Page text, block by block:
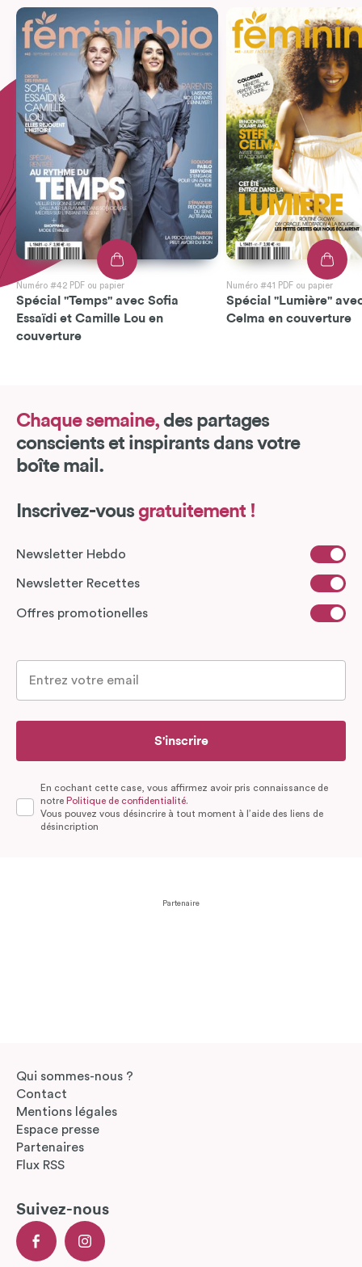
Numéro #42 PDF ou papier
Spécial "Temps" avec Sofia
Essaïdi et Camille Lou en
couverture
Numéro #41 PDF ou papier
Spécial "Lumière"
Celma en couverture
Chaque semaine, des partages
conscients et inspirants dans votre
boîte mail.
Inscrivez-vous gratuitement !
Newsletter Hebdo
Newsletter Recettes
Offres promotionelles
S'inscrire
En cochant cette case, vous affirmez avoir pris connaissance de
notre Politique de confidentialité.
Vous pouvez vous désincrire à tout moment à l’aide des liens de
désincription
Partenaire
Qui sommes-nous ?
Contact
Mentions légales
Espace presse
Partenaires
Flux RSS
Suivez-nous